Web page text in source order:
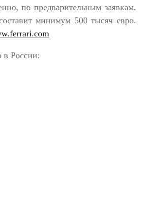
по предварительным заявкам.
минимум 500 тысяч евро.
в России: